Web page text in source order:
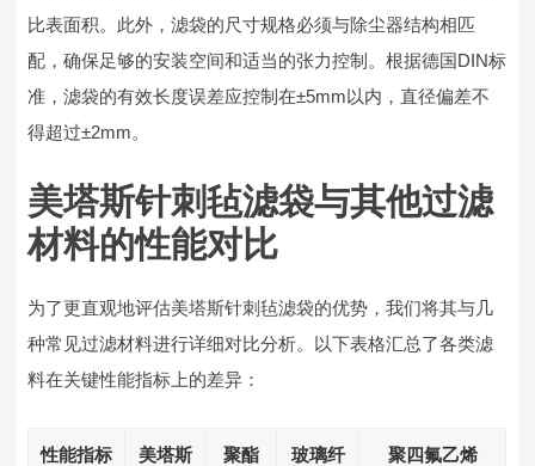
比表面积。此外，滤袋的尺寸规格必须与除尘器结构相匹
配，确保足够的安装空间和适当的张力控制。根据德国DIN标
准，滤袋的有效长度误差应控制在±5mm以内，直径偏差不
得超过±2mm。
美塔斯针刺毡滤袋与其他过滤
材料的性能对比
为了更直观地评估美塔斯针刺毡滤袋的优势，我们将其与几
种常见过滤材料进行详细对比分析。以下表格汇总了各类滤
料在关键性能指标上的差异：
性能指标
美塔斯
聚酯
玻璃纤
聚四氟乙烯